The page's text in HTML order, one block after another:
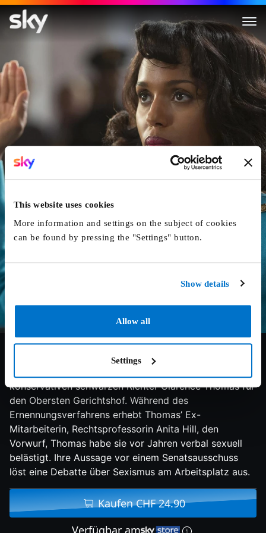
This website uses cookies
More information and settings on the subject of cookies
can be found by pressing the "Settings" button.
Show details
Allow all
Settings
Confirmation
6.9/10 2016 110 min Drama
konservativen schwarzen Richter Clarence Thomas für
den Obersten Gerichtshof. Während des
Ernennungsverfahrens erhebt Thomas’ Ex-
Mitarbeiterin, Rechtsprofessorin Anita Hill, den
Vorwurf, Thomas habe sie vor Jahren verbal sexuell
belästigt. Ihre Aussage vor einem Senatsausschuss
löst eine Debatte über Sexismus am Arbeitsplatz aus.
Kaufen CHF 24.90
Verfügbar am